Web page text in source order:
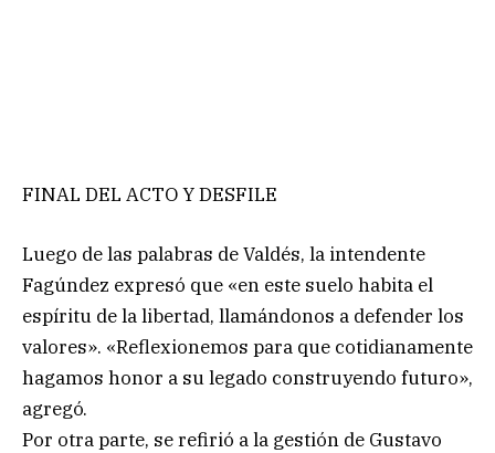
FINAL DEL ACTO Y DESFILE
Luego de las palabras de Valdés, la intendente
Fagúndez expresó que «en este suelo habita el
espíritu de la libertad, llamándonos a defender los
valores». «Reflexionemos para que cotidianamente
hagamos honor a su legado construyendo futuro»,
agregó.
Por otra parte, se refirió a la gestión de Gustavo